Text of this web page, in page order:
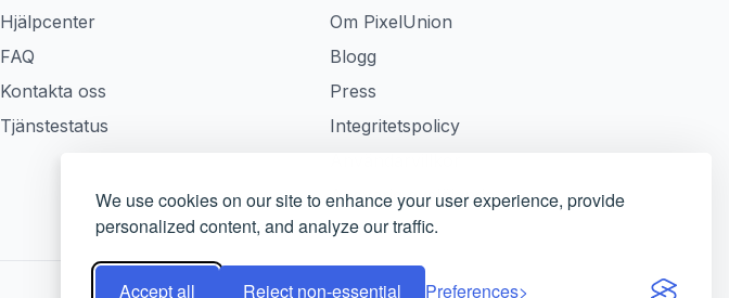
We use cookies on our site to enhance your user experience, provide
personalized content, and analyze our traffic.
Accept all Reject non-essential Preferences
Hjälpcenter
FAQ
Kontakta oss
Tjänstestatus
Om PixelUnion
Blogg
Press
Integritetspolicy
Ansvarig avslöjande